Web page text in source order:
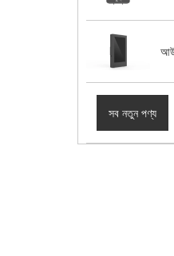
সব নতুন পণ্য